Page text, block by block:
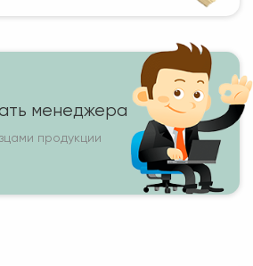
менеджера
продукции